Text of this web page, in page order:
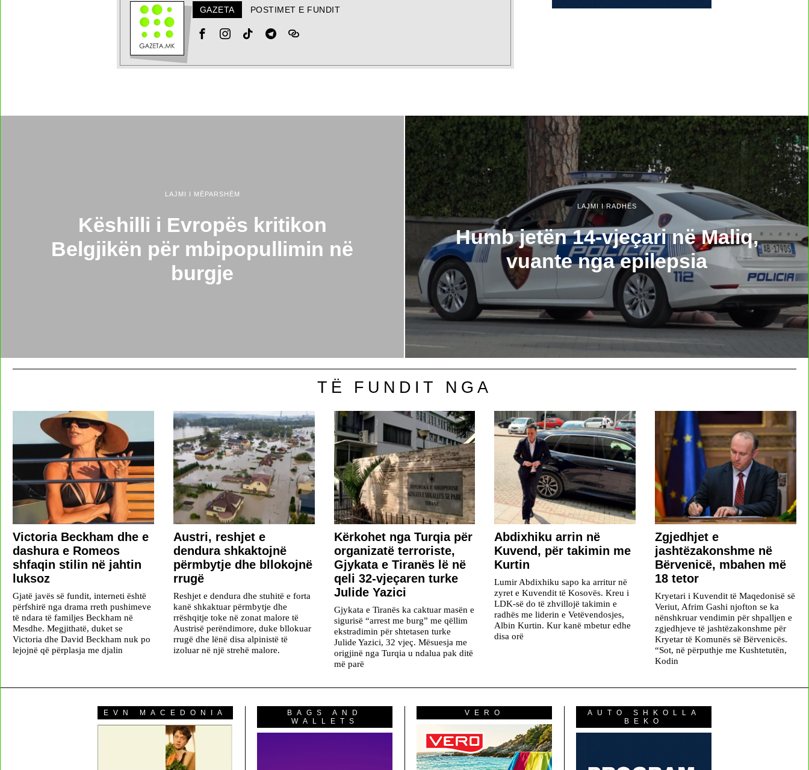
GAZETA POSTIMET E FUNDIT
LAJMI I MËPARSHËM
Këshilli i Evropës kritikon
Belgjikën për mbipopullimin në
burgje
LAJMI I RADHËS
Humb jetën 14-vjeçari në Maliq,
vuante nga epilepsia
TË FUNDIT NGA
Victoria Beckham dhe e
dashura e Romeos
shfaqin stilin në jahtin
luksoz
Gjatë javës së fundit, interneti është
përfshirë nga drama rreth pushimeve
të ndara të familjes Beckham në
Mesdhe. Megjithatë, duket se
Victoria dhe David Beckham nuk po
lejojnë që përplasja me djalin
Austri, reshjet e
dendura shkaktojnë
përmbytje dhe bllokojnë
rrugë
Reshjet e dendura dhe stuhitë e forta
kanë shkaktuar përmbytje dhe
rrëshqitje toke në zonat malore të
Austrisë perëndimore, duke bllokuar
rrugë dhe lënë disa alpinistë të
izoluar në një strehë malore.
Kërkohet nga Turqia për
organizatë terroriste,
Gjykata e Tiranës lë në
qeli 32-vjeçaren turke
Julide Yazici
Gjykata e Tiranës ka caktuar masën e
sigurisë “arrest me burg” me qëllim
ekstradimin për shtetasen turke
Julide Yazici, 32 vjeç. Mësuesja me
origjinë nga Turqia u ndalua pak ditë
më parë
Abdixhiku arrin në
Kuvend, për takimin me
Kurtin
Lumir Abdixhiku sapo ka arritur në
zyret e Kuvendit të Kosovës. Kreu i
LDK-së do të zhvillojë takimin e
radhës me liderin e Vetëvendosjes,
Albin Kurtin. Kur kanë mbetur edhe
disa orë
Zgjedhjet e
jashtëzakonshme në
Bërvenicë, mbahen më
18 tetor
Kryetari i Kuvendit të Maqedonisë së
Veriut, Afrim Gashi njofton se ka
nënshkruar vendimin për shpalljen e
zgjedhjeve të jashtëzakonshme për
Kryetar të Komunës së Bërvenicës.
“Sot, në përputhje me Kushtetutën,
Kodin
EVN MACEDONIA
BAGS AND
WALLETS
VERO
AUTO SHKOLLA
BEKO